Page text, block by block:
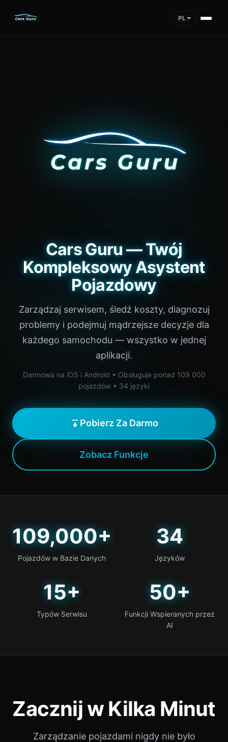
PL
Cars Guru — Twój
Kompleksowy Asystent
Pojazdowy
Zarządzaj serwisem, śledź koszty, diagnozuj
problemy i podejmuj mądrzejsze decyzje dla
każdego samochodu — wszystko w jednej
aplikacji.
Darmowa na iOS i Android • Obsługuje ponad 109 000
pojazdów • 34 języki
Pobierz Za Darmo
Zobacz Funkcje
109,000+
Pojazdów w Bazie Danych
34
Języków
15+
Typów Serwisu
50+
Funkcji Wspieranych przez
AI
Zacznij w Kilka Minut
Zarządzanie pojazdami nigdy nie było